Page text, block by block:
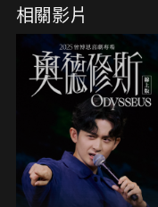
以及自助旅行資訊
相關影片